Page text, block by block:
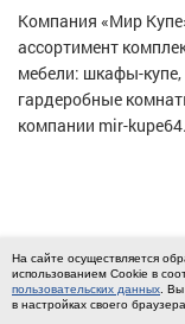
Компания «Мир
ассортимент
мебели: шкафы-
гардеробные
компании mir-
©
На сайте осуществляется
использованием Cookie в
пользовательских данных .
в настройках своего браузера.